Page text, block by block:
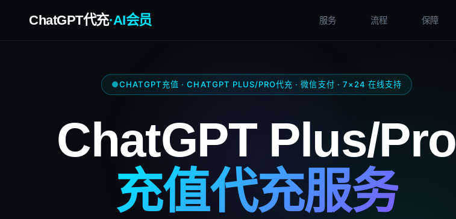
ChatGPT代充·AI会员 服务 流程 保障
CHATGPT充值 · CHATGPT PLUS/PRO代充 · 微信支付 · 7×24 在线支持
ChatGPT Plus/Pro
充值代充服务